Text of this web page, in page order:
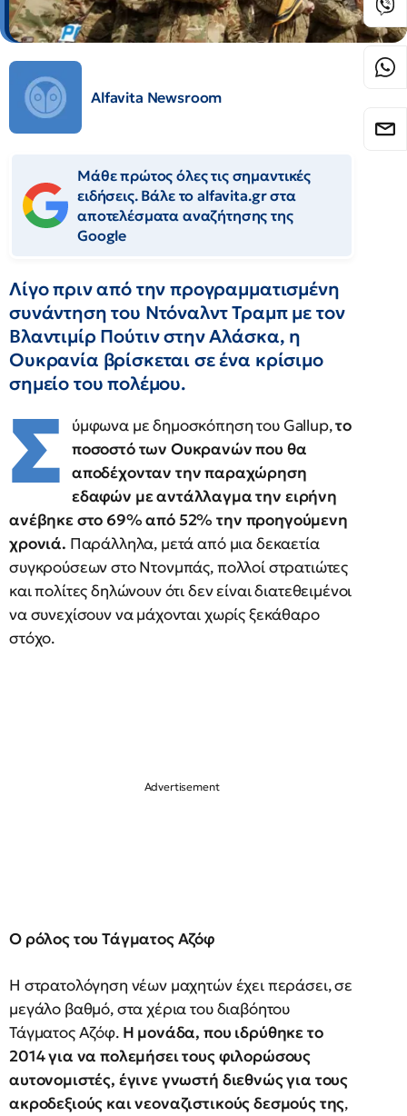
Alfavita Newsroom
Μάθε πρώτος όλες τις σημαντικές
ειδήσεις. Βάλε το alfavita.gr στα
αποτελέσματα αναζήτησης της
Google
Λίγο πριν από την προγραμματισμένη
συνάντηση του Ντόναλντ Τραμπ με τον
Βλαντιμίρ Πούτιν στην Αλάσκα, η
Ουκρανία βρίσκεται σε ένα κρίσιμο
σημείο του πολέμου.
Σ ύμφωνα με δημοσκόπηση του Gallup,το
ποσοστό των Ουκρανών που θα
αποδέχονταν την παραχώρηση
εδαφών με αντάλλαγμα την ειρήνη
ανέβηκε στο 69% από 52% την προηγούμενη
χρονιά. Παράλληλα, μετά από μια δεκαετία
συγκρούσεων στο Ντονμπάς, πολλοί στρατιώτες
και πολίτες δηλώνουν ότι δεν είναι διατεθειμένοι
να συνεχίσουν να μάχονται χωρίς ξεκάθαρο
στόχο.
Ο ρόλος του Τάγματος Αζόφ
Η στρατολόγηση νέων μαχητών έχει περάσει, σε
μεγάλο βαθμό, στα χέρια του διαβόητου
Τάγματος Αζόφ.Η μονάδα, που ιδρύθηκε το
2014 για να πολεμήσει τους φιλορώσους
αυτονομιστές, έγινε γνωστή διεθνώς για τους
ακροδεξιούς και νεοναζιστικούς δεσμούς της,